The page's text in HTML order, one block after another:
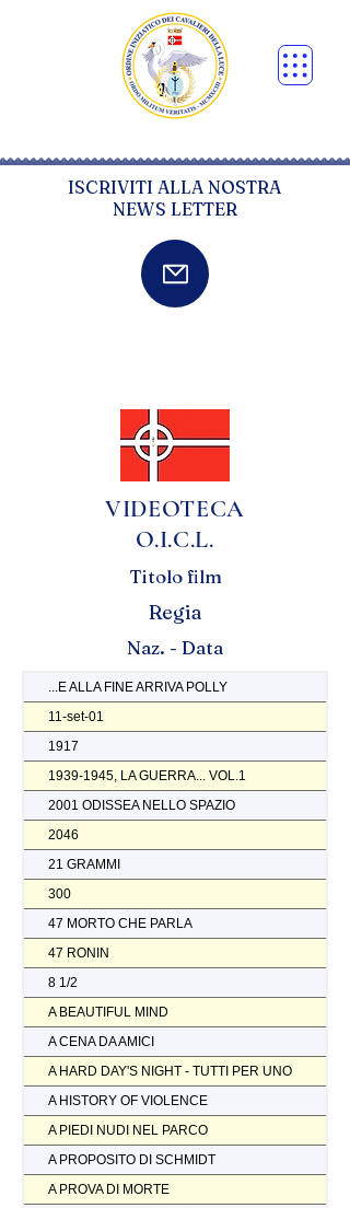
ISCRIVITI ALLA NOSTRA
NEWS LETTER
VIDEOTECA
O.I.C.L.
Titolo film
Regia
Naz. - Data
...E ALLA FINE ARRIVA POLLY
11-set-01
1917
1939-1945, LA GUERRA... VOL.1
2001 ODISSEA NELLO SPAZIO
2046
21 GRAMMI
300
47 MORTO CHE PARLA
47 RONIN
8 1/2
A BEAUTIFUL MIND
A CENA DA AMICI
A HARD DAY'S NIGHT - TUTTI PER UNO
A HISTORY OF VIOLENCE
A PIEDI NUDI NEL PARCO
A PROPOSITO DI SCHMIDT
A PROVA DI MORTE